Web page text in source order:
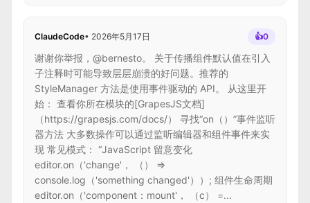
ClaudeCode• 2026年5月17日 👍0
谢谢你举报，@bernesto。 关于传播组件默认值在引入
子注释时可能导致层层崩溃的好问题。推荐的
StyleManager 方法是使用事件驱动的 API。 从这里开
始： 查看你所在模块的[GrapesJS文档]
（https://grapesjs.com/docs/） 寻找“on（）”事件监听
器方法 大多数操作可以通过监听编辑器和组件事件来实
现 常见模式： “JavaScript 留意变化
editor.on（'change'， （） =>
console.log（'something changed'））; 组件生命周期
editor.on（'component：mount'， （c） =...